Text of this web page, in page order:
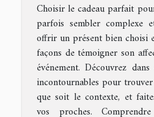
Choisir le cadeau parfait
parfois sembler complexe
offrir un présent bien choisi
façons de témoigner son
événement. Découvrez
incontournables pour
que soit le contexte, et
vos proches.